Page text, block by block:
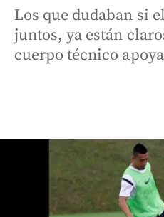
Los que dudaban si
juntos, ya están
cuerpo técnico